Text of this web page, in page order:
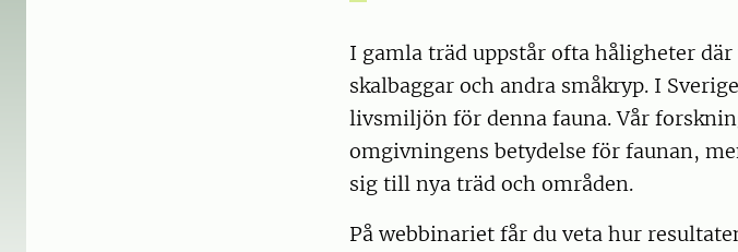
I gamla träd uppstår ofta håligheter
skalbaggar och andra småkryp. I
livsmiljön för denna fauna. Vår
omgivningens betydelse för faunan,
sig till nya träd och områden.
På webbinariet får du veta hur